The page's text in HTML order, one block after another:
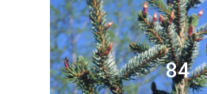
84